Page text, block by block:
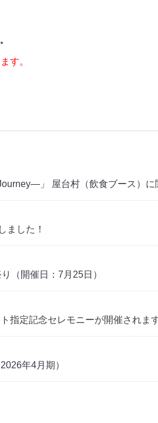
す。
」 屋台村（飲食ブース）に
ました！
（開催日：7月25日）
指定記念セレモニーが開催されま
年4月期）